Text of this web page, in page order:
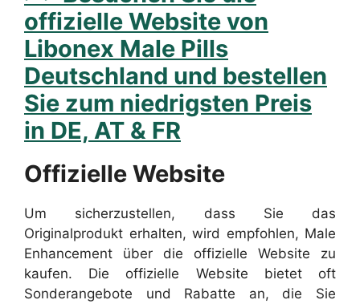
offizielle Website von
Libonex Male Pills
Deutschland und bestellen
Sie zum niedrigsten Preis
in DE, AT & FR
Offizielle Website
Um sicherzustellen, dass Sie das
Originalprodukt erhalten, wird empfohlen, Male
Enhancement über die offizielle Website zu
kaufen. Die offizielle Website bietet oft
Sonderangebote und Rabatte an, die Sie